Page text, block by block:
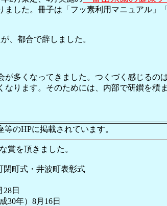
した。冊子は「フッ素利用マニュアル
、都合で辞しました。
多くなってきました。つくづく感じる
ります。そのためには、内部で研鑚を積
等のHPに掲載されています。
賞を頂きました。
閉町式・井波町表彰式
日
30年）8月16日